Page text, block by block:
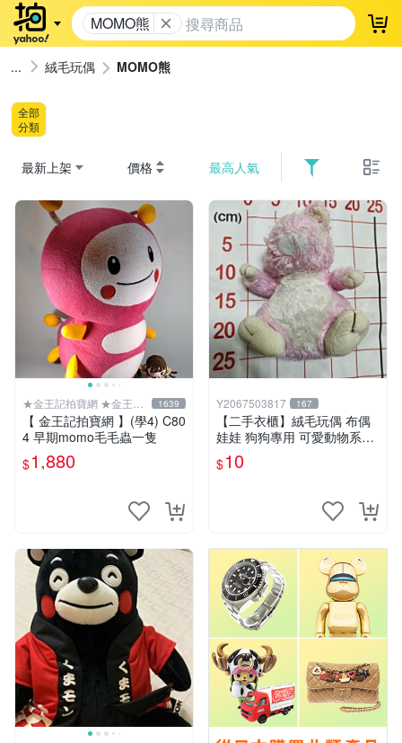
MOMO熊 登
絨毛玩偶 MOMO熊
全部
分類
最新上架 價格 最高人氣
★金王記拍寶網 ★金王記
拍寶趣
1639
【 金王記拍寶網 】(學4) C80
4 早期momo毛毛蟲一隻
$1,880
Y2067503817 167
【二手衣櫃】絨毛玩偶 布偶
娃娃 狗狗專用 可愛動物系列
耐咬耐磨玩具 玩偶 粉紅熊寵
物玩具 1120929
$10